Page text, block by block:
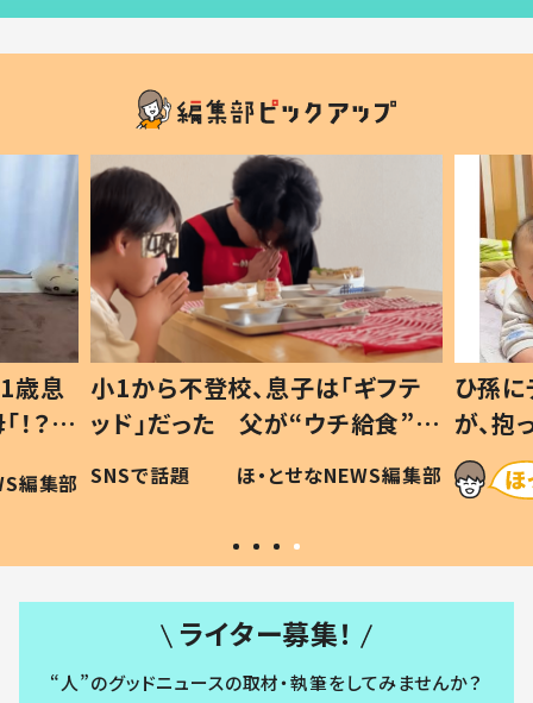
歳息
？」
編集部
小1から不登校、息子は「ギフテ
ッド」だった 父が“ウチ給食”を
作り続ける理由とは #令和の親
#令和の子
SNSで話題 ほ・とせなNEWS編集部
ひ孫
が、
「涙が
い」
ライター募集！
“人”のグッドニュースの取材・執筆をしてみませんか？